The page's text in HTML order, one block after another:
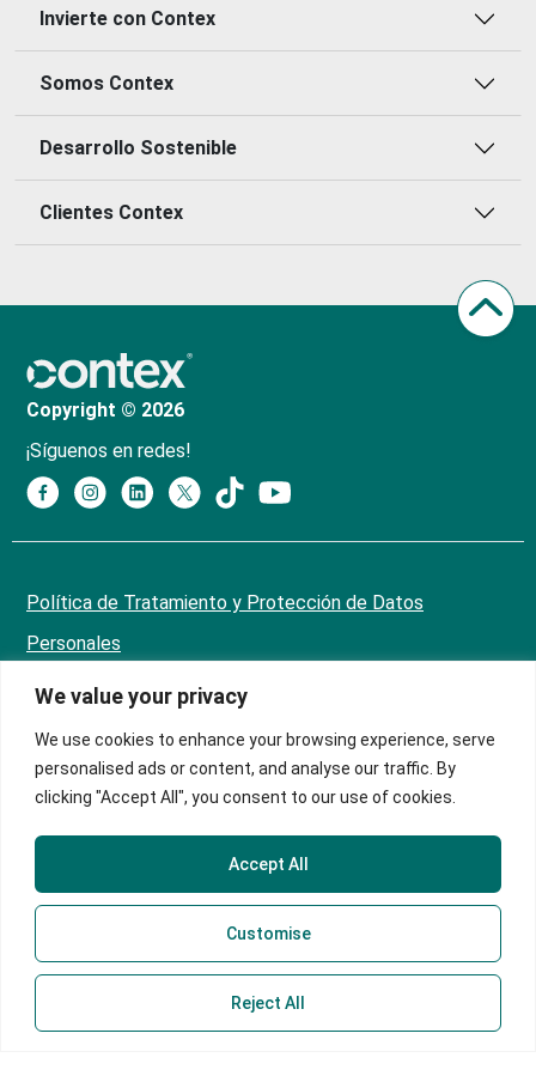
We value your privacy
We use cookies to enhance your browsing experience, serve
personalised ads or content, and analyse our traffic. By
clicking "Accept All", you consent to our use of cookies.
Customise
Reject All
Accept All
Invierte con Contex
Somos Contex
Desarrollo Sostenible
Clientes Contex
Copyright © 2026
¡Síguenos en redes!
Política de Tratamiento y Protección de Datos
Personales
Política de Privacidad
Sede Principal
Teletrabajadores
servicioalcliente@contex.com.co
Línea PQRS
ChatBot